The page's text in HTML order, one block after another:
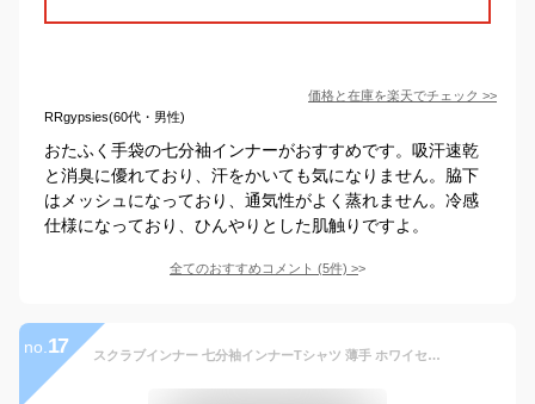
価格と在庫を楽天でチェック >>
RRgypsies(60代・男性)
おたふく手袋の七分袖インナーがおすすめです。吸汗速乾
と消臭に優れており、汗をかいても気になりません。脇下
はメッシュになっており、通気性がよく蒸れません。冷感
仕様になっており、ひんやりとした肌触りですよ。
全てのおすすめコメント (5件) >
no. 17 スクラブインナー 七分袖インナーTシャツ 薄手 ホワイセル WHISEL 男女兼用 インナーシャツ 白衣 メディカルウェア ユニフォーム 制服 吸汗速乾 抗菌 防臭 ストレッチ 看護師 ナース 整体師 鍼灸師 レディース メンズ 春夏秋冬 おしゃれ WH90029【メール便対応】